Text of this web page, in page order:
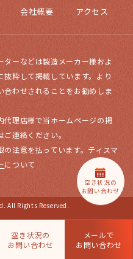
空き状況の
お問い合わせ
会社概要 アクセス
ーなどは製造メーカー様およ
粋して掲載しています。より
わせされることをお勧めしま
理店様で当ホームページの掲
連絡ください。
注意を払っています。ティスマ
について
All Rights Reserved.
空き状況の
お問い合わせ
メールで
お問い合わせ